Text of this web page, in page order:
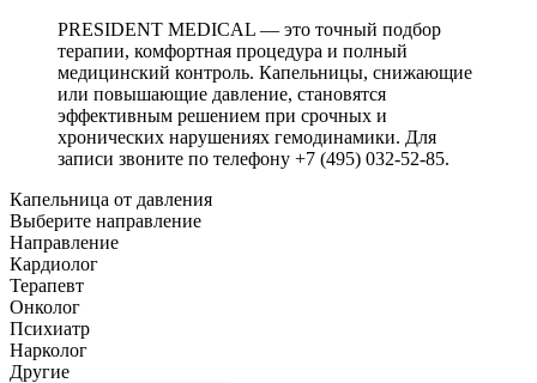
PRESIDENT MEDICAL — это точный подбор
терапии, комфортная процедура и полный
медицинский контроль. Капельницы, снижающие
или повышающие давление, становятся
эффективным решением при срочных и
хронических нарушениях гемодинамики. Для
записи звоните по телефону +7 (495) 032-52-85.
Капельница от давления
Выберите направление
Направление
Кардиолог
Терапевт
Онколог
Психиатр
Нарколог
Другие